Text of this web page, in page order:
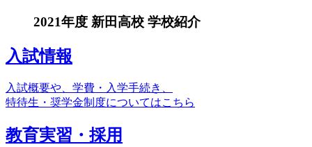
2021年度 新田高校 学校紹介
入試情報
入試概要や、学費・入学手続き、
特待生・奨学金制度についてはこちら
教育実習・採用